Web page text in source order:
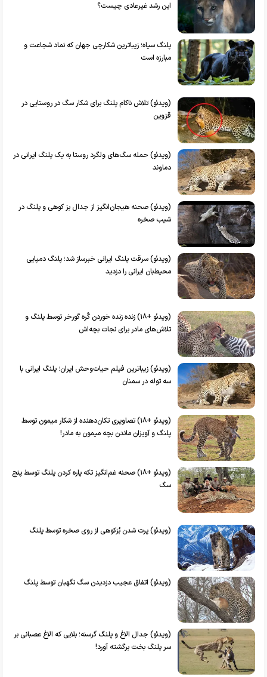
این رشد غیرعادی چیست؟
پلنگ سیاه؛ زیباترین شکارچی جهان که نماد شجاعت و
مبارزه است
(ویدئو) تلاش ناکام پلنگ برای شکار سگ در روستایی در
قزوین
(ویدئو) حمله سگ‌های ولگرد روستا به یک پلنگ ایرانی در
دماوند
(ویدئو) صحنه هیجان‌انگیز از جدال بز کوهی و پلنگ در
شیب صخره
(ویدئو) سرقت پلنگ ایرانی خبرساز شد؛ پلنگ دمپایی
محیط‌بان ایرانی را دزدید
(ویدئو +۱۸) زنده زنده خوردن کُره گورخر توسط پلنگ و
تلاش‌های مادر برای نجات بچه‌اش
(ویدئو) زیباترین فیلم حیات‌وحش ایران؛ پلنگ ایرانی با
سه توله در سمنان
(ویدئو +۱۸) تصاویری تکان‌دهنده از شکار میمون توسط
پلنگ و آویزان ماندن بچه میمون به مادر!
(ویدئو +۱۸) صحنه غم‌انگیز تکه پاره کردن پلنگ توسط پنج
سگ
(ویدئو) پرت شدن بُزکوهی از روی صخره توسط پلنگ
(ویدئو) اتفاق عجیب دزدیدن سگ نگهبان توسط پلنگ
(ویدئو) جدال الاغ و پلنگ گرسنه؛ بلایی که الاغ عصبانی بر
سر پلنگ بخت برگشته آورد!